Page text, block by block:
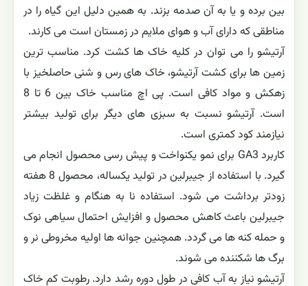
بین برده و یا به آن صدمه بزند. به همین دلیل این گیاه را در
مناطقی که دارای آب و هوای ملایم در زمستان است می کارند.
آرتیشو را می توان در کلیه خاک ها کشت کرد. مناسب ترین
زمین ها برای کشت آرتیشو، خاک های رس و شنی حاصلخیز با
زهکش و مواد کافی است. پی اچ مناسب خاک بین 6 تا 8
است. آرتیشو نسبت به سبزی های دیگر برای تولید بیشتر
نیازمند کود کمتری است.
کاربرد GA3 برای نمو یکنواخت و پیش رسی محصول انجام می
گیرد. با استفاده از جیبرلین در تولید یکساله، محصول 8 هفته
زودتر برداشت می شود. استفاده نا به هنگام و غلظت زیاد
جیبرلین باعث کاهش محصول و افزایش احتمال سیاهی نوک
و حمله کنه ها می گردد. همچنین جوانه ها اولیه مخروطی نر و
برگ ها شکننده می شوند.
آرتیشو نیاز به آب کافی در طول دوره رشد دارد. رطوبت کم خاک